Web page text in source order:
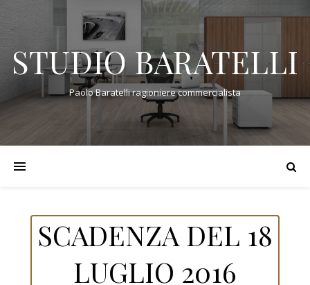
STUDIO BARATELLI
Paolo Baratelli ragioniere commercialista
SCADENZA DEL 18
LUGLIO 2016